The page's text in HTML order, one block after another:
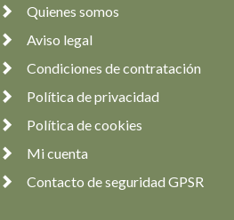
Quienes somos
Aviso legal
Condiciones de contratación
Política de privacidad
Política de cookies
Mi cuenta
Contacto de seguridad GPSR